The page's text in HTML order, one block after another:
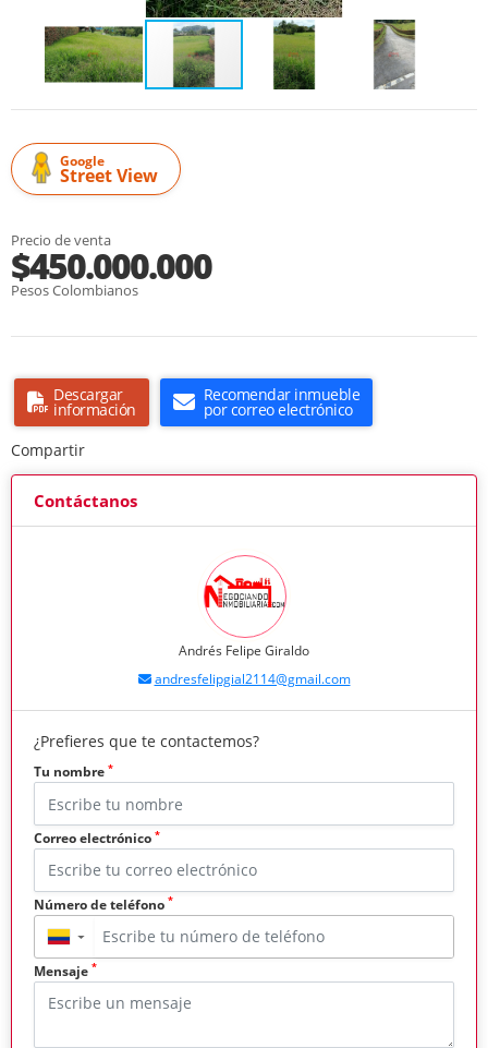
Google
Street View
Precio de venta
$450.000.000
Pesos Colombianos
Descargar
información
Recomendar inmueble
por correo electrónico
Compartir
Contáctanos
Andrés Felipe Giraldo
andresfelipgial2114@gmail.com
¿Prefieres que te contactemos?
Tu nombre *
Correo electrónico *
Número de teléfono *
▼
Mensaje *